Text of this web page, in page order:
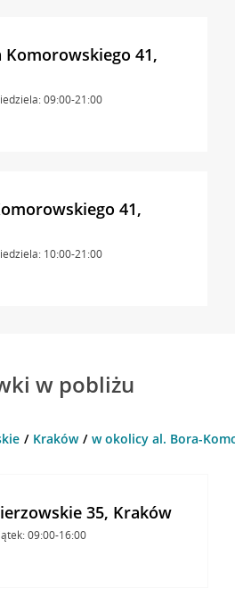
Komorowskiego 41,
09:00-21:00
41,
10:00-21:00
w pobliżu
Kraków w okolicy al. Bora-
35, Kraków
09:00-16:00